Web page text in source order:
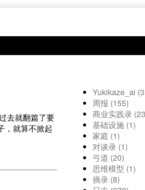
去就翻篇了要
，就算不掀起
Yukikaze_ai
周报 (155)
商业实践录
基础设施 (1)
家庭 (1)
对谈录 (1)
弓道 (20)
思维模型 (1)
摘录 (8)